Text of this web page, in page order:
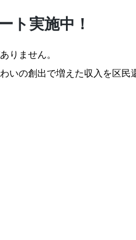
ト実施中！
りません。
いの創出で増えた収入を区民